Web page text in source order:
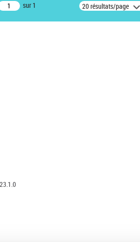
sur 1 20 résultats/page